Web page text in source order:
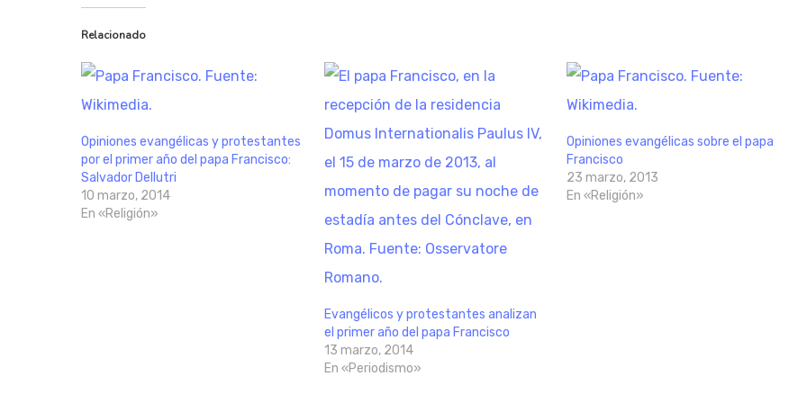
Relacionado
Opiniones evangélicas y protestantes
por el primer año del papa Francisco:
Salvador Dellutri
10 marzo, 2014
En «Religión»
Evangélicos y protestantes analizan
el primer año del papa Francisco
13 marzo, 2014
En «Periodismo»
Opiniones evangélicas sobre el papa
Francisco
23 marzo, 2013
En «Religión»